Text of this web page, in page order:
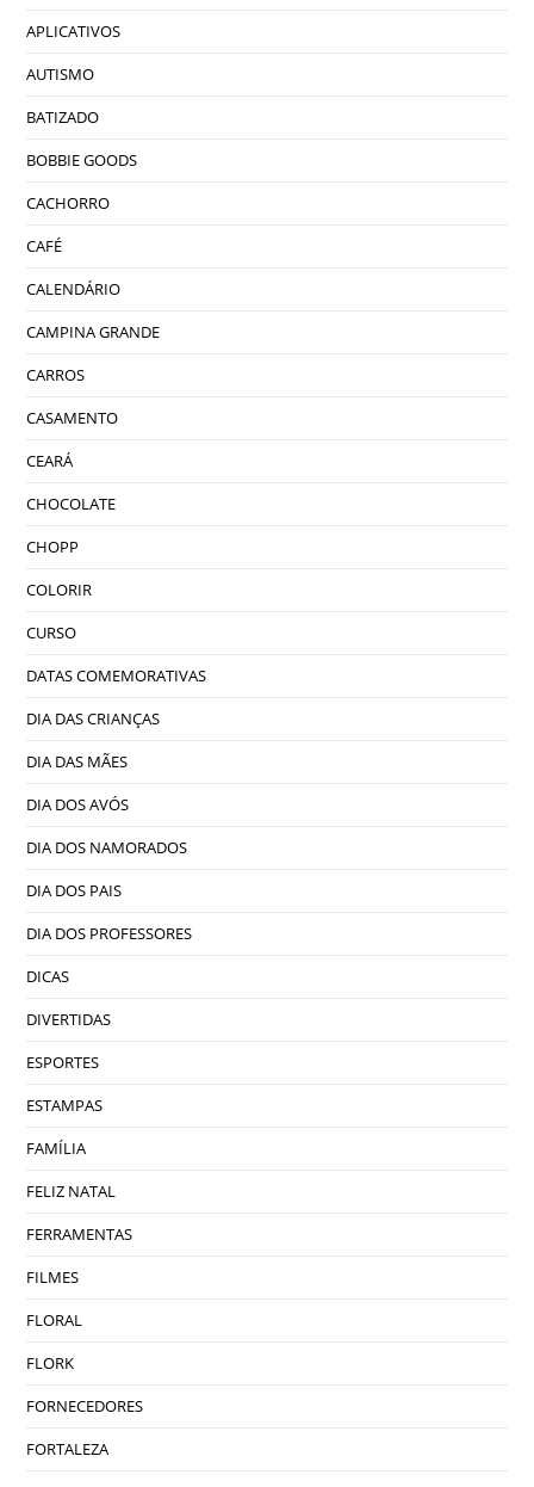
APLICATIVOS
AUTISMO
BATIZADO
BOBBIE GOODS
CACHORRO
CAFÉ
CALENDÁRIO
CAMPINA GRANDE
CARROS
CASAMENTO
CEARÁ
CHOCOLATE
CHOPP
COLORIR
CURSO
DATAS COMEMORATIVAS
DIA DAS CRIANÇAS
DIA DAS MÃES
DIA DOS AVÓS
DIA DOS NAMORADOS
DIA DOS PAIS
DIA DOS PROFESSORES
DICAS
DIVERTIDAS
ESPORTES
ESTAMPAS
FAMÍLIA
FELIZ NATAL
FERRAMENTAS
FILMES
FLORAL
FLORK
FORNECEDORES
FORTALEZA